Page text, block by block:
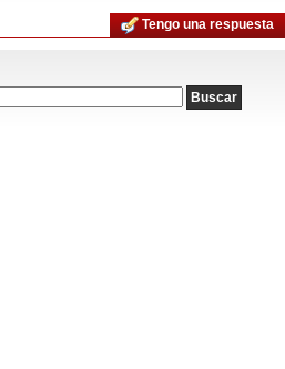
Tengo una respuesta